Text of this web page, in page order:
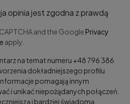
opinia jest zgodna z prawdą
and the Google Privacy
apply.
na temat numeru +48 796 386
dokładniejszego profilu
pomagają innym
i unikać niepożądanych połączeń.
i bardziej świadomą